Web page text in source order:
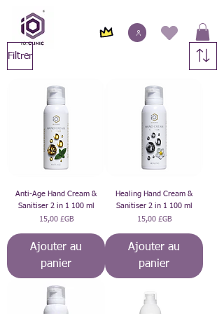
Filtrer
Anti-Age Hand Cream &
Sanitiser 2 in 1 100 ml
Prix
15,00 £GB
Ajouter au
panier
Healing Hand Cream &
Sanitiser 2 in 1 100 ml
Prix
15,00 £GB
Ajouter au
panier